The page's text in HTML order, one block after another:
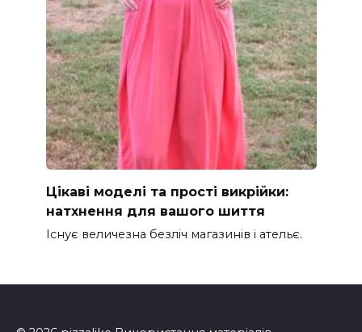
Цікаві моделі та прості викрійки:
натхнення для вашого шиття
Існує величезна безліч магазинів і ательє.